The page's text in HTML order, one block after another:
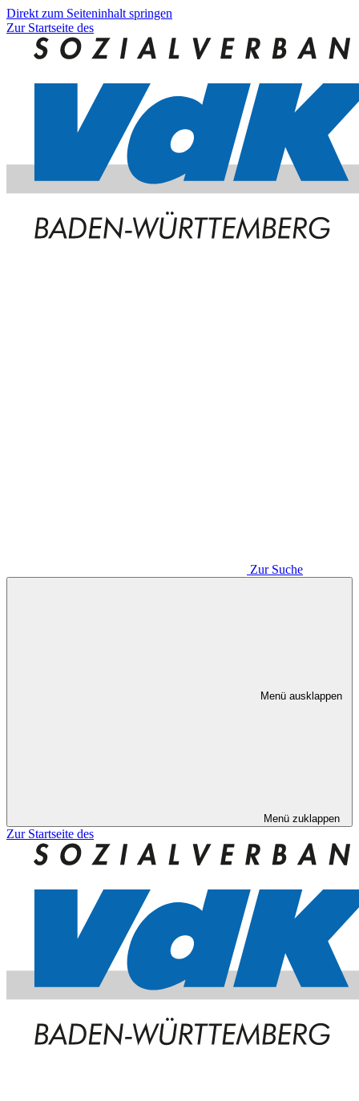
Direkt zum Seiteninhalt springen
Zur Startseite des
Zur Suche
Menü ausklappen
Menü zuklappen
Zur Startseite des